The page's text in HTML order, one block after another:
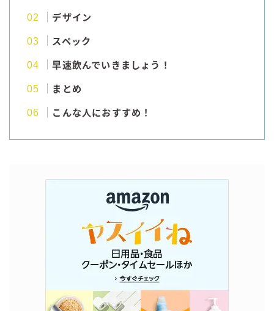
ジムビームハイボール
GREEN1/2（グリーンハーフ）
樽ハイ倶楽部
ザ・レモンクラフト
FRUITZER (フルーツァー）
濃いめのレモンサワー
三ツ星グレフルサワー
99.99（フォーナイン）
デザイン
スペック
早速飲んでいきましょう！
まとめ
こんな人におすすめ！